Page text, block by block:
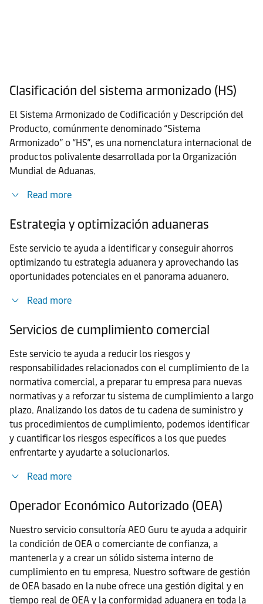
Clasificación del sistema armonizado (HS)
El Sistema Armonizado de Codificación y Descripción del
Producto, comúnmente denominado “Sistema
Armonizado” o “HS”, es una nomenclatura internacional de
productos polivalente desarrollada por la Organización
Mundial de Aduanas.
Read more
Estrategia y optimización aduaneras
Este servicio te ayuda a identificar y conseguir ahorros
optimizando tu estrategia aduanera y aprovechando las
oportunidades potenciales en el panorama aduanero.
Read more
Servicios de cumplimiento comercial
Este servicio te ayuda a reducir los riesgos y
responsabilidades relacionados con el cumplimiento de la
normativa comercial, a preparar tu empresa para nuevas
normativas y a reforzar tu sistema de cumplimiento a largo
plazo. Analizando los datos de tu cadena de suministro y
tus procedimientos de cumplimiento, podemos identificar
y cuantificar los riesgos específicos a los que puedes
enfrentarte y ayudarte a solucionarlos.
Read more
Operador Económico Autorizado (OEA)
Nuestro servicio consultoría AEO Guru te ayuda a adquirir
la condición de OEA o comerciante de confianza, a
mantenerla y a crear un sólido sistema interno de
cumplimiento en tu empresa. Nuestro software de gestión
de OEA basado en la nube ofrece una gestión digital y en
tiempo real de OEA y la conformidad aduanera en toda la